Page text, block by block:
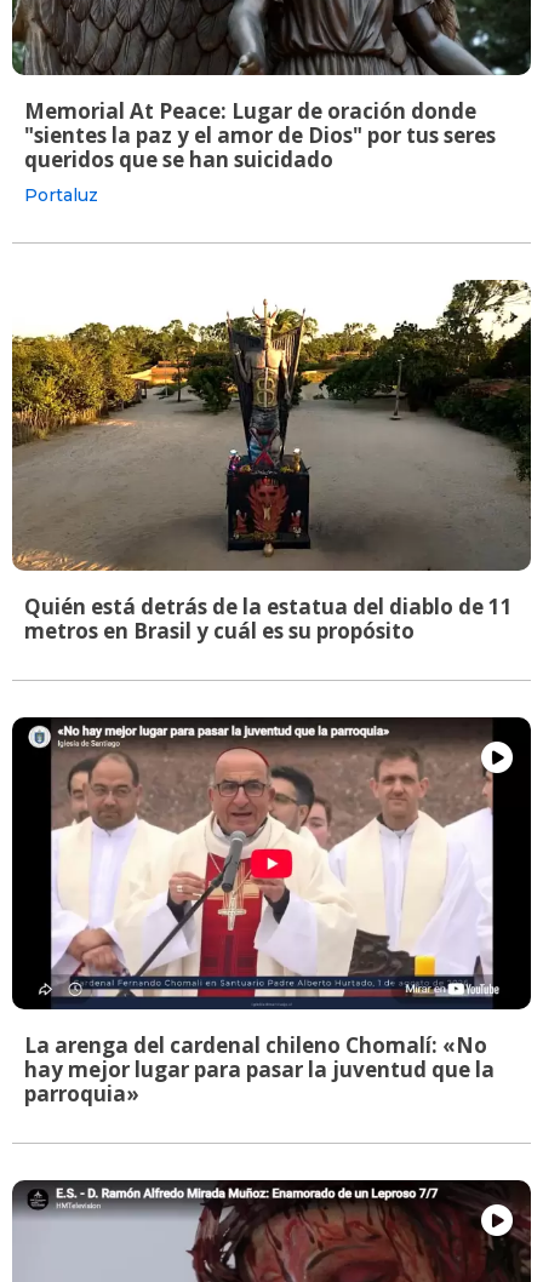
Memorial At Peace: Lugar de oración donde
"sientes la paz y el amor de Dios" por tus seres
queridos que se han suicidado
Portaluz
Quién está detrás de la estatua del diablo de 11
metros en Brasil y cuál es su propósito
La arenga del cardenal chileno Chomalí: «No
hay mejor lugar para pasar la juventud que la
parroquia»